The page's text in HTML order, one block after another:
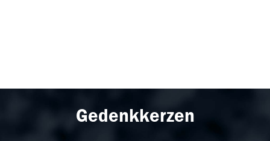
Gedenkkerzen